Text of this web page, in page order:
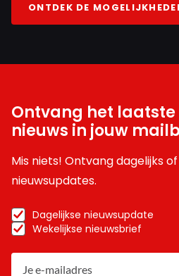
ONTDEK DE
Ontvang het laatste
nieuws in jouw
Mis niets! Ontvang dagelijks
nieuwsupdates.
Dagelijkse nieuwsupdate
Wekelijkse nieuwsbrief